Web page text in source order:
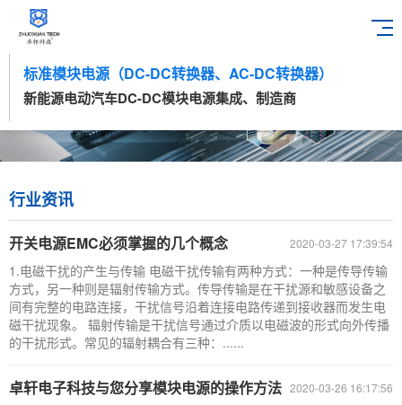
标准模块电源（DC-DC转换器、AC-DC转换器）
新能源电动汽车DC-DC模块电源集成、制造商
行业资讯
2020-03-27 17:39:54
开关电源EMC必须掌握的几个概念
1.电磁干扰的产生与传输 电磁干扰传输有两种方式：一种是传导传输
方式，另一种则是辐射传输方式。传导传输是在干扰源和敏感设备之
间有完整的电路连接，干扰信号沿着连接电路传递到接收器而发生电
磁干扰现象。 辐射传输是干扰信号通过介质以电磁波的形式向外传播
的干扰形式。常见的辐射耦合有三种：......
2020-03-26 16:17:56
卓轩电子科技与您分享模块电源的操作方法